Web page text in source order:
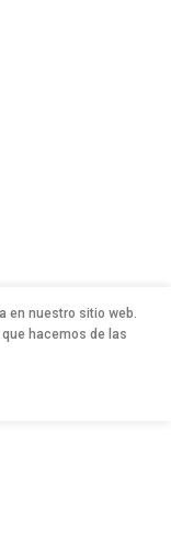
en nuestro sitio web.
hacemos de las